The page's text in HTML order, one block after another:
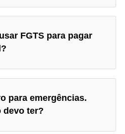
FGTS para pagar
para emergências.
devo ter?